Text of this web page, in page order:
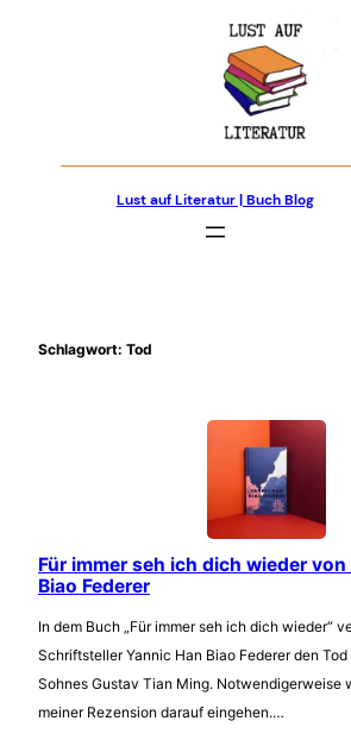
Lust auf Literatur | Buch Blog
Schlagwort: Tod
Für immer seh ich dich wieder von
Biao Federer
In dem Buch „Für immer seh ich dich wieder“
Schriftsteller Yannic Han Biao Federer den
Sohnes Gustav Tian Ming. Notwendigerweise
meiner Rezension darauf eingehen.…